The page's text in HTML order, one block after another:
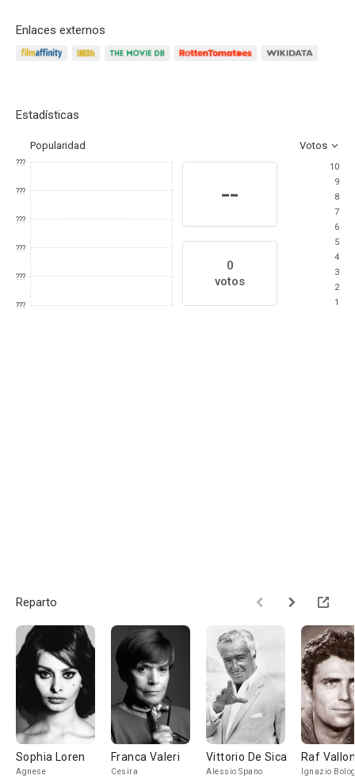
Enlaces externos
Estadísticas
Popularidad Votos
???
???
???
???
???
???
--
0
votos
10
9
8
7
6
5
4
3
2
1
Reparto
Sophia Loren
Agnese
Franca Valeri
Cesira
Vittorio De Sica
Alessio Spano
Raf
Ignazio